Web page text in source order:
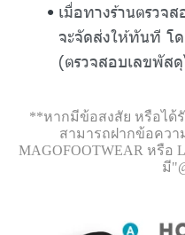
เมื่อทางร้านตรวจส
จะจัดส่งให้ทันที โ
(ตรวจสอบเลขพัส
**หากมีข้อสงสัย หรือได้
สามารถฝากข้อความ
MAGOFOOTWEAR หรือ
มี